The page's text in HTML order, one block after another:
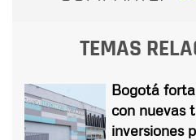
TEMAS
Bogotá
con nuevas
inversiones